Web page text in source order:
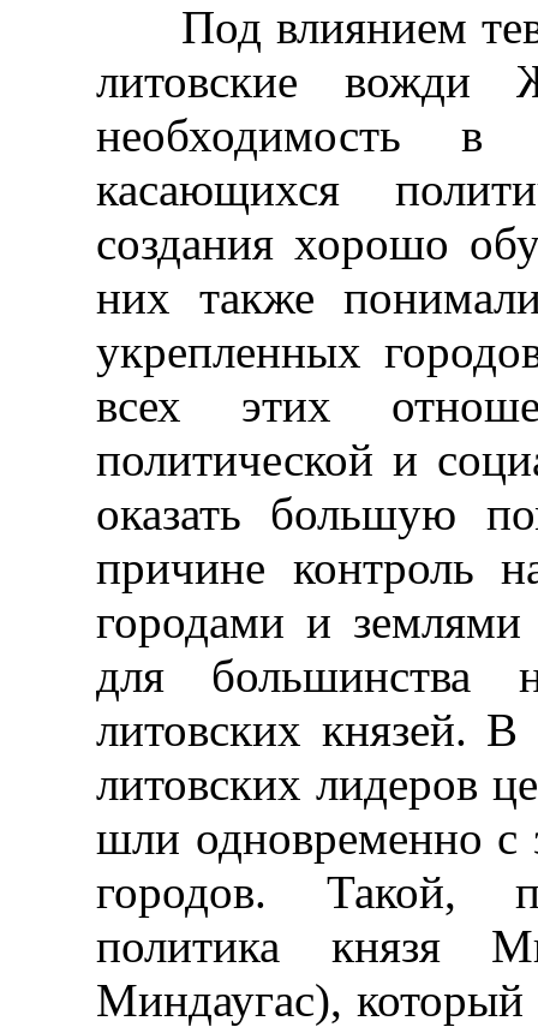
Под влиянием
литовские вожди
необходимость
касающихся
создания хорошо
них также
укрепленных
всех этих
политической и
оказать большую
причине контроль
городами и
для большинства
литовских князей. В
литовских лидеров
шли одновременно с
городов. Такой,
политика князя
Миндаугас), который